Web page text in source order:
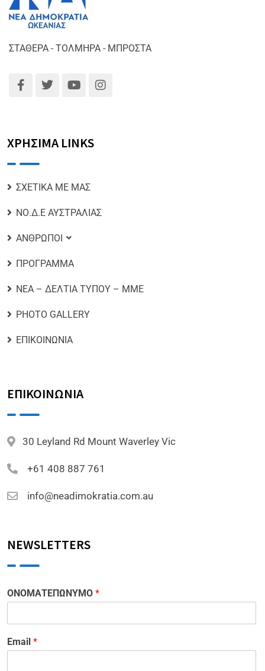
ΣΤΑΘΕΡΑ - ΤΟΛΜΗΡΑ - ΜΠΡΟΣΤΑ
ΧΡΗΣΙΜΑ LINKS
ΣΧΕΤΙΚΑ ΜΕ ΜΑΣ
ΝΟ.Δ.Ε ΑΥΣΤΡΑΛΙΑΣ
ΑΝΘΡΩΠΟΙ
ΠΡΟΓΡΑΜΜΑ
ΝΕΑ – ΔΕΛΤΙΑ ΤΥΠΟΥ – ΜΜΕ
PHOTO GALLERY
ΕΠΙΚΟΙΝΩΝΙΑ
ΕΠΙΚΟΙΝΩΝΙΑ
30 Leyland Rd Mount Waverley Vic
+61 408 887 761
info@neadimokratia.com.au
NEWSLETTERS
ΟΝΟΜΑΤΕΠΩΝΥΜΟ *
Email *